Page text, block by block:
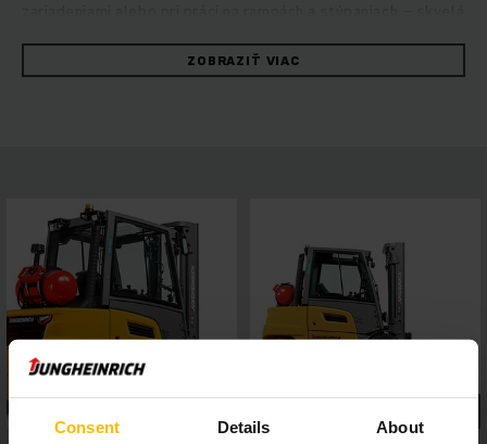
Consent Details About
Robustné vysokozdvižné vozíky presviedčajú rýchlym
a spoľahlivým manévrovaním pri maximálnej energetickej
programami jazdy a asistenčné systémy, ktoré možno
jednoducho pripojiť cez rozhranie, umožňujú flexibilné
prispôsobenie požiadavkám rôznych typov použitia, zatiaľ čo
panoramatická strecha zabezpečuje výborný výhľad z vozíka.
Takto sa zaručí bezpečná a presná práca v každej situácii.
ZOBRAZIŤ VIAC